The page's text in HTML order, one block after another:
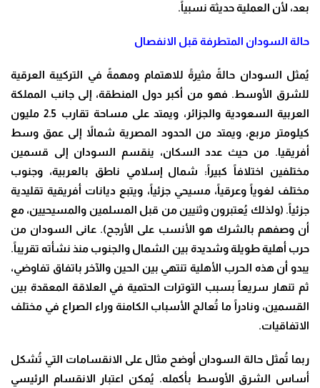
بعد، لأن العملية حديثة نسبياً.
حالة السودان المتطرفة قبل الانفصال
يُمثل السودان حالةً مثيرةً للاهتمام ومهمةً في التركيبة العرقية
للشرق الأوسط. فهو من أكبر دول المنطقة، إلى جانب المملكة
العربية السعودية والجزائر، ويمتد على مساحة تقارب 2.5 مليون
كيلومتر مربع، ويمتد من الحدود المصرية شمالاً إلى عمق وسط
أفريقيا. من حيث عدد السكان، ينقسم السودان إلى قسمين
مختلفين اختلافاً كبيراً: شمال إسلامي ناطق بالعربية، وجنوب
مختلف لغوياً وعرقياً، مسيحي جزئياً، ويتبع ديانات أفريقية تقليدية
جزئياً. (ولذلك يُعتبرون وثنيين من قبل المسلمين والمسيحيين، مع
أن وصفهم بالشرك هو الأنسب على الأرجح). عانى السودان من
حرب أهلية طويلة وشديدة بين الشمال والجنوب منذ نشأته تقريباً.
يبدو أن هذه الحرب الأهلية تنتهي بين الحين والآخر باتفاق تفاوضي،
ثم تنهار سريعاً بسبب التوترات الحتمية في العلاقة المعقدة بين
القسمين، ونادراً ما تُعالج الأسباب الكامنة وراء الصراع في مختلف
الاتفاقيات.
ربما تُمثل حالة السودان أوضح مثال على الانقسامات التي تُشكل
أساس الشرق الأوسط بأكمله. يُمكن اعتبار الانقسام الرئيسي